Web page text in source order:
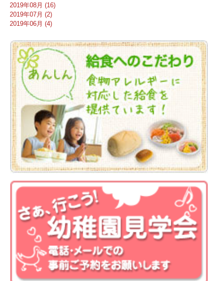
2019年08月 (16)
2019年07月 (2)
2019年06月 (4)